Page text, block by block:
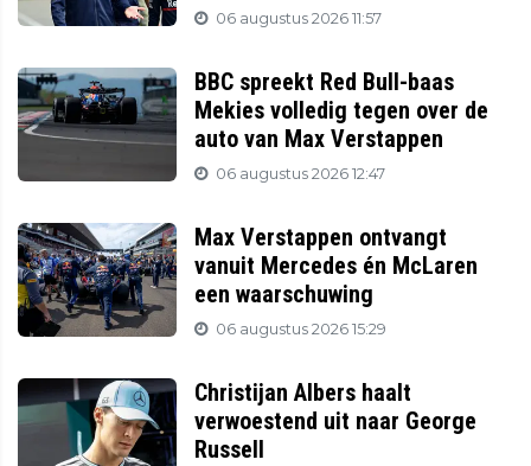
06 augustus 2026 11:57
BBC spreekt Red Bull-baas
Mekies volledig tegen over de
auto van Max Verstappen
06 augustus 2026 12:47
Max Verstappen ontvangt
vanuit Mercedes én McLaren
een waarschuwing
06 augustus 2026 15:29
Christijan Albers haalt
verwoestend uit naar George
Russell